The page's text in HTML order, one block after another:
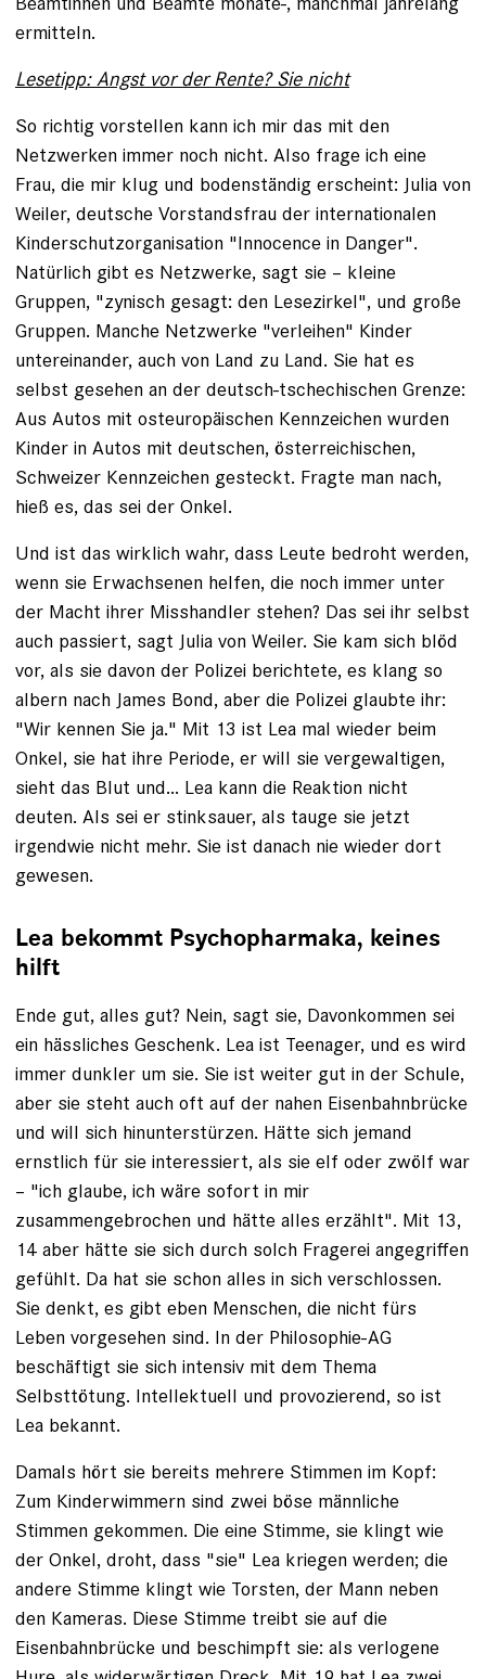
ermitteln.
Lesetipp: Angst vor der Rente? Sie nicht
So richtig vorstellen kann ich mir das mit den
Netzwerken immer noch nicht. Also frage ich eine
Frau, die mir klug und bodenständig erscheint: Julia von
Weiler, deutsche Vorstandsfrau der internationalen
Kinderschutzorganisation "Innocence in Danger".
Natürlich gibt es Netzwerke, sagt sie – kleine
Gruppen, "zynisch gesagt: den Lesezirkel", und große
Gruppen. Manche Netzwerke "verleihen" Kinder
untereinander, auch von Land zu Land. Sie hat es
selbst gesehen an der deutsch-tschechischen Grenze:
Aus Autos mit osteuropäischen Kennzeichen wurden
Kinder in Autos mit deutschen, österreichischen,
Schweizer Kennzeichen gesteckt. Fragte man nach,
hieß es, das sei der Onkel.
Und ist das wirklich wahr, dass ­Leute bedroht werden,
wenn sie Erwachsenen helfen, die noch immer unter
der Macht ihrer Misshandler stehen? Das sei ihr selbst
auch ­passiert, sagt Julia von Weiler. Sie kam sich blöd
vor, als sie davon der Polizei berichtete, es klang so
albern nach James Bond, aber die Polizei glaubte ihr:
"Wir kennen Sie ja." Mit 13 ist Lea mal wieder beim
Onkel, sie hat ihre Periode, er will sie vergewaltigen,
sieht das Blut und... Lea kann die Reaktion nicht
deuten. Als sei er stinksauer, als tauge sie jetzt
irgendwie nicht mehr. Sie ist danach nie wieder dort
gewesen.
Lea bekommt ­Psychopharmaka, keines
hilft
Ende gut, alles gut? Nein, sagt sie, Davonkommen sei
ein hässliches Geschenk. Lea ist Teenager, und es wird
immer dunkler um sie. Sie ist weiter gut in der Schule,
aber sie steht auch oft auf der nahen Eisenbahnbrücke
und will sich hinunterstürzen. Hätte sich jemand
ernstlich für sie interessiert, als sie elf oder zwölf war
– "ich glaube, ich wäre sofort in mir
zusammengebrochen und hätte alles erzählt". Mit 13,
14 aber hätte sie sich durch solch Fragerei angegriffen
gefühlt. Da hat sie schon alles in sich verschlossen.
Sie denkt, es gibt eben Menschen, die nicht fürs
Leben vorgesehen sind. In der Philosophie-AG
beschäftigt sie sich intensiv mit dem Thema
Selbsttötung. Intellektuell und provozierend, so ist
Lea bekannt.
Damals hört sie bereits mehrere Stimmen im Kopf:
Zum Kinderwimmern sind zwei böse männliche
Stimmen gekommen. Die eine Stimme, sie klingt wie
der Onkel, droht, dass "sie" Lea kriegen werden; die
andere Stimme klingt wie Torsten, der Mann neben
den Kameras. Diese Stimme treibt sie auf die
Eisenbahnbrücke und beschimpft sie: als ver­logene